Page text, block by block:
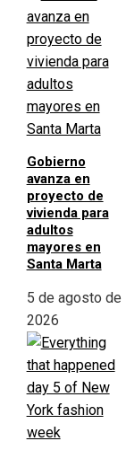
Gobierno
avanza en
proyecto de
vivienda para
adultos
mayores en
Santa Marta
5 de agosto de
2026